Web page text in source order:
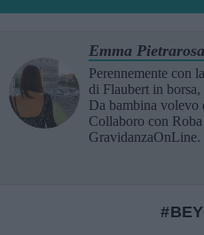
Emma Pietrarosa
Perennemente con
di Flaubert in
Da bambina volevo
Collaboro con
GravidanzaOnLine.